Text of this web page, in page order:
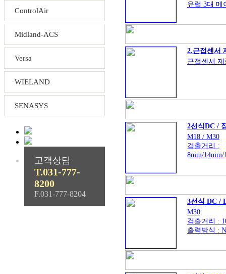
ControlAir
Midland-ACS
Versa
WIELAND
SENASYS
고객상담
T.031-777-
8200
F.031-777-8204
유럽 3대 메
2.근접센서
근접센서 제
2선식DC /
M18 / M30
검출거리 :
8mm/14mm/
3선식 DC /
M30
검출거리 :
출력방식 :